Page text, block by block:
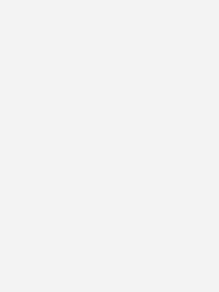
außerhalb der Windenergie
Gaskraftwerken sowie beispielsweise
dem Zusammenbau auf jeden Fall
auf Unwuchtschwingungen
schalten die Maschine ein –
sie die Schwingungen an ihr. Warum
Unwuchten bei Windrotoren
jedes Rotorblatt aufgrund des noch
in der Fertigung ein Unikat ist?
und -richtlinien (IEC 61400-1,
Lloyd sowie des Deutschen Instituts für
und deren Berücksichtigung bereits
die gesamte Lebensdauer. Denn
ist bei Windenergieanlagen die